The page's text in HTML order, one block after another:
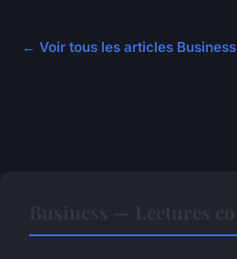
← Voir tous les articles Business